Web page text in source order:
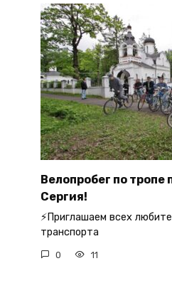
Велопробег по тропе
Сергия!
⚡Приглашаем всех
транспорта
0 11